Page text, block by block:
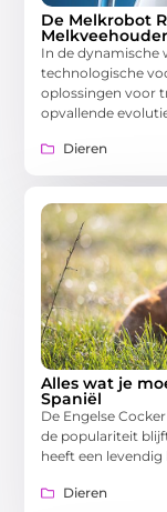
De Melkrobot
In de dynamische
technologische
oplossingen voor
opvallende
Dieren
Alles wat je
Spaniël
De Engelse
de populariteit
heeft een
Dieren